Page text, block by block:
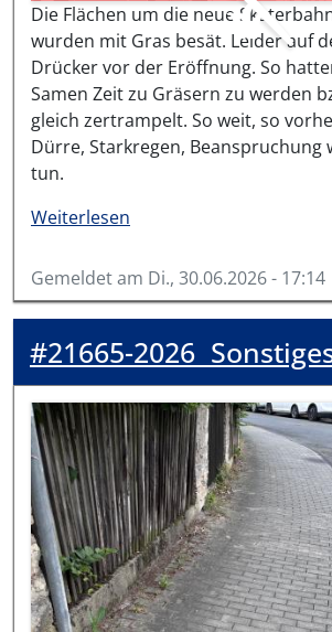
Die Flächen um die neue
wurden mit Gras besät. Leider auf
Drücker vor der Eröffnung. So
Samen Zeit zu Gräsern zu werden
gleich zertrampelt. So weit, so
Dürre, Starkregen, Beanspruchung
tun.
Weiterlesen
Gemeldet am Di., 30.06.2026 - 17:14
#21665-2026